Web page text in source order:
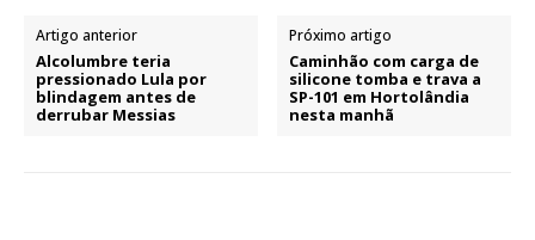
Artigo anterior
Alcolumbre teria
pressionado Lula por
blindagem antes de
derrubar Messias
Próximo artigo
Caminhão com carga de
silicone tomba e trava a
SP-101 em Hortolândia
nesta manhã